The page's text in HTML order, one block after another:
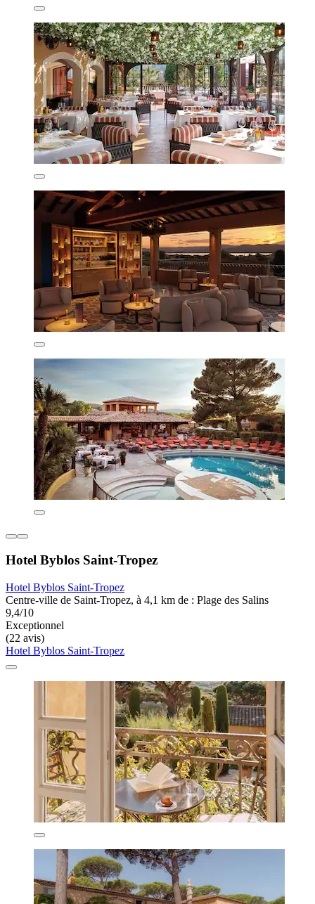
Hotel Byblos Saint-Tropez
Hotel Byblos Saint-Tropez
Centre-ville de Saint-Tropez, à 4,1 km de : Plage des Salins
9,4/10
Exceptionnel
(22 avis)
Hotel Byblos Saint-Tropez